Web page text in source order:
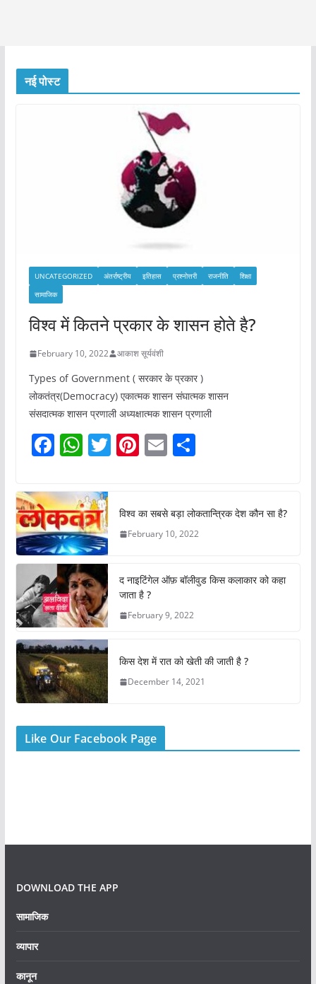
नई पोस्ट
UNCATEGORIZED अंतर्राष्ट्रीय इतिहास प्रश्नोत्तरी राजनीति
शिक्षा
सामाजिक
विश्व में कितने प्रकार के शासन होते है?
February 10, 2022 आकाश सूर्यवंशी
Types of Government ( सरकार के प्रकार )
लोकतंत्र(Democracy) एकात्मक शासन संघात्मक शासन
संसदात्मक शासन प्रणाली अध्यक्षात्मक शासन प्रणाली
F
c
e
b
o
o
k
W
at
s
A
p
p
T
er
Pi
e
st
E
l
S
e
विश्व का सबसे बड़ा लोकतान्त्रिक देश कौन सा है?
February 10, 2022
द नाइटिंगेल ऑफ़ बॉलीवुड किस कलाकार को कहा
जाता है ?
February 9, 2022
किस देश में रात को खेती की जाती है ?
December 14, 2021
Like Our Facebook Page
DOWNLOAD THE APP
सामाजिक
व्यापार
कानून